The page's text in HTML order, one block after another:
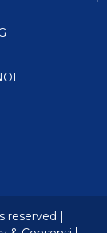
reserved |